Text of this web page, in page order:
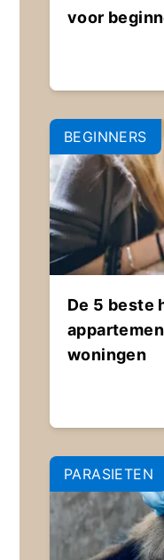
voor
BEGINNERS
De 5 beste
woningen
PARASIETEN